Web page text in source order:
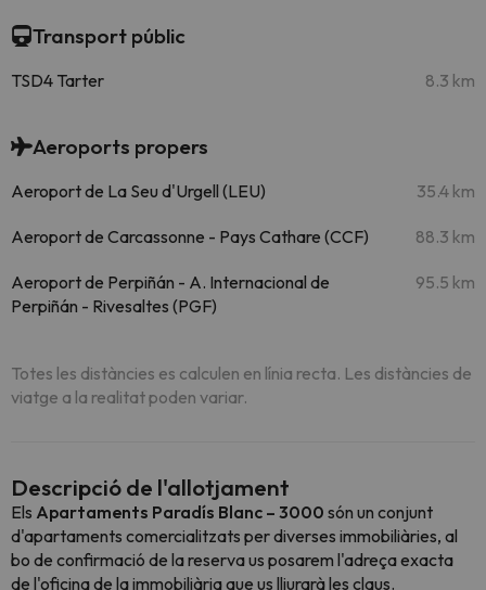
Transport públic
TSD4 Tarter 8.3 km
Aeroports propers
Aeroport de La Seu d'Urgell (LEU) 35.4 km
Aeroport de Carcassonne - Pays Cathare (CCF) 88.3 km
Aeroport de Perpiñán - A. Internacional de
Perpiñán - Rivesaltes (PGF)
95.5 km
Totes les distàncies es calculen en línia recta. Les distàncies de
viatge a la realitat poden variar.
Descripció de l'allotjament
Els Apartaments Paradís Blanc – 3000 són un conjunt
d'apartaments comercialitzats per diverses immobiliàries, al
bo de confirmació de la reserva us posarem l'adreça exacta
de l'oficina de la immobiliària que us lliurarà les claus.